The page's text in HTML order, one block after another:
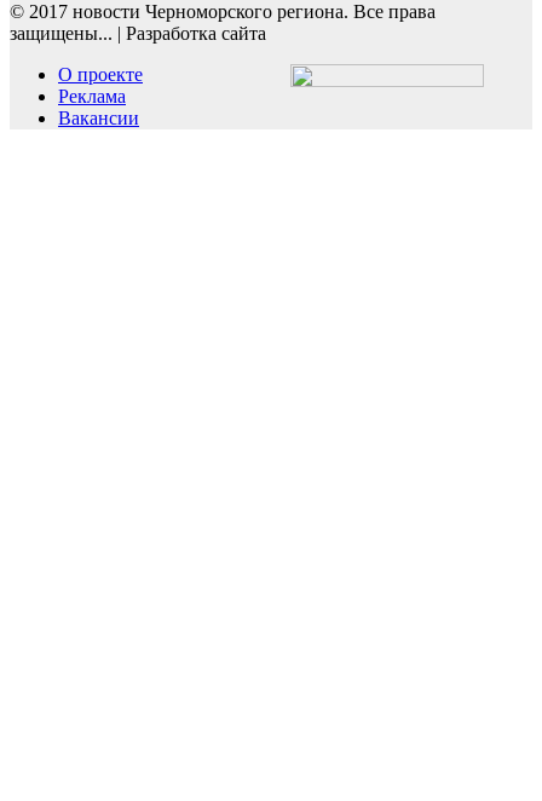
© 2017 новости Черноморского региона. Все права
защищены... | Разработка сайта
О проекте
Реклама
Вакансии